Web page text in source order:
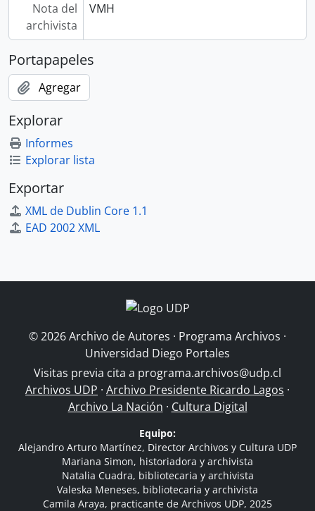
Nota del
archivista
VMH
Portapapeles
Agregar
Explorar
Informes
Explorar lista
Exportar
XML de Dublin Core 1.1
EAD 2002 XML
© 2026 Archivo de Autores · Programa Archivos ·
Universidad Diego Portales
Visitas previa cita a programa.archivos@udp.cl
Archivos UDP · Archivo Presidente Ricardo Lagos ·
Archivo La Nación · Cultura Digital
Equipo:
Alejandro Arturo Martínez, Director Archivos y Cultura UDP
Mariana Simon, historiadora y archivista
Natalia Cuadra, bibliotecaria y archivista
Valeska Meneses, bibliotecaria y archivista
Camila Araya, practicante de Archivos UDP, 2025